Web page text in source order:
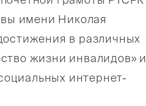
имени Николая
в различных
жизни инвалидов» и
интернет-